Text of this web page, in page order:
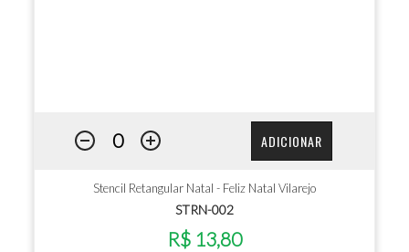
ADICIONAR
Stencil Retangular Natal - Feliz Natal Vilarejo
STRN-002
R$ 13,80